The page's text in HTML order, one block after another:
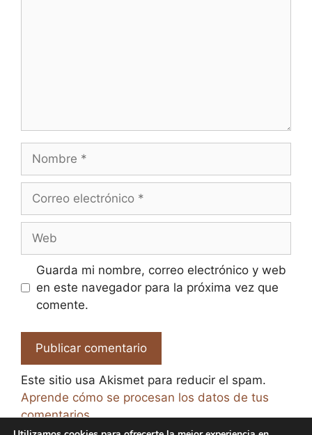
Nombre
Correo
Web
Guarda mi nombre, correo electrónico y web
en este navegador para la próxima vez que
comente.
Este sitio usa Akismet para reducir el spam.
Aprende cómo se procesan los datos de tus
comentarios.